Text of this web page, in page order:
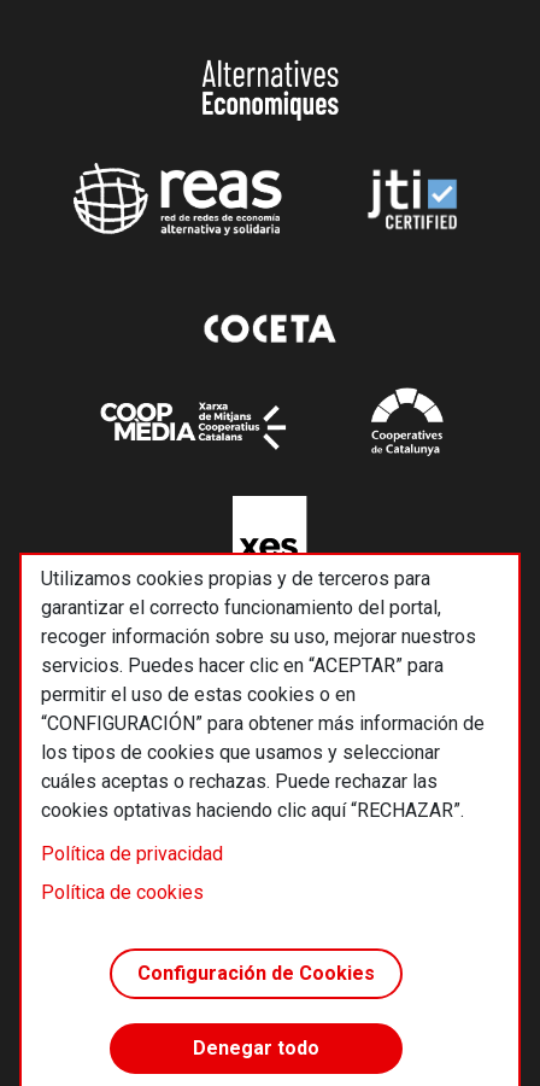
Utilizamos cookies propias y de terceros para
garantizar el correcto funcionamiento del portal,
recoger información sobre su uso, mejorar nuestros
servicios. Puedes hacer clic en “ACEPTAR” para
permitir el uso de estas cookies o en
“CONFIGURACIÓN” para obtener más información de
los tipos de cookies que usamos y seleccionar
cuáles aceptas o rechazas. Puede rechazar las
cookies optativas haciendo clic aquí “RECHAZAR”.
Política de privacidad
Política de cookies
Configuración de Cookies
Denegar todo
© 2026 Alternativas económicas SCCL
Footer
Términos y condiciones de uso
Política de cookies
Principios editoriales